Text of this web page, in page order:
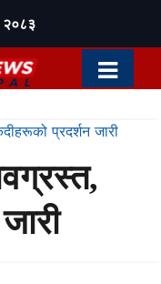
२०८३
प्रदर्शन जारी